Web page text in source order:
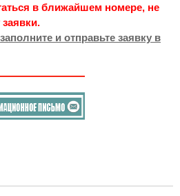
в ближайшем номере, не
заполните и отправьте заявку в